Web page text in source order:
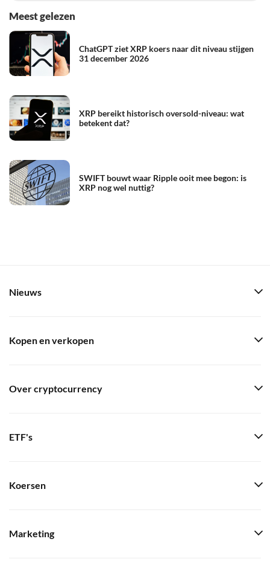
Meest gelezen
ChatGPT ziet XRP koers naar dit niveau stijgen
31 december 2026
XRP bereikt historisch oversold-niveau: wat
betekent dat?
SWIFT bouwt waar Ripple ooit mee begon: is
XRP nog wel nuttig?
Nieuws
Kopen en verkopen
Over cryptocurrency
ETF's
Koersen
Marketing